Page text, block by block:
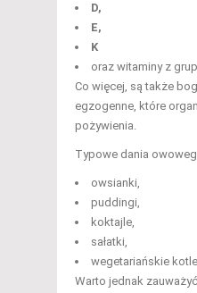
D,
E,
K
oraz witaminy z
Co więcej, są także
egzogenne, które
pożywienia.
Typowe dania
owsianki,
puddingi,
koktajle,
sałatki,
wegetariańskie
Warto jednak